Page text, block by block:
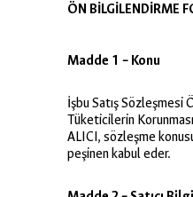
ÖN BİLGİLENDİRME
Madde 1 – Konu
İşbu Satış Sözleşmesi
Tüketicilerin
ALICI, sözleşme
peşinen kabul eder.